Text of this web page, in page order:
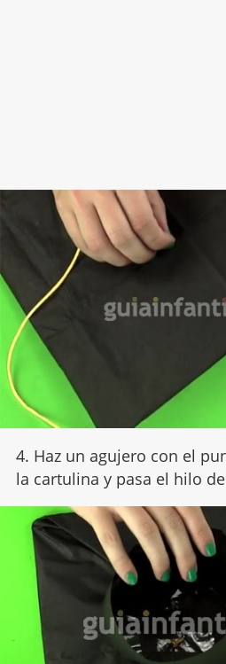
4. Haz un agujero con el
la cartulina y pasa el hilo